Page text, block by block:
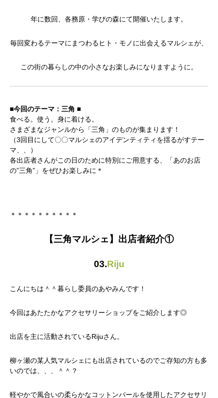
年に数回、各務原・学びの森にて開催いたします。
毎回変わるテーマにまつわるヒト・モノに出会えるマルシェが、
この街の暮らしの中の小さなお楽しみになりますように。
■今回のテーマ：三角 ■
食べる。使う。身に着ける。
さまざまなジャンルから「三角」のものが集まります！
（3回目にして〇〇マルシェのアイデンティティを揺るがすテー
マ、、）
各出店者さんがこの日のために特別にご用意する、「あのお店
の”三角”」をぜひお楽しみに＊
＊＊＊＊＊＊＊＊＊＊
【三角マルシェ】出店者紹介①
03.Riju
こんにちは＾＾暮らし委員のあやみんです！
今回はあたたかなアクセサリーショップをご紹介します◎
出店を主に活動されているRijuさん。
柳ヶ瀬の某人気マルシェにも出店されているのでご存知の方も多
いのでは、、、＾＾？
軽やかで風合いの柔らかなコットンパールを使用したアクセサリ